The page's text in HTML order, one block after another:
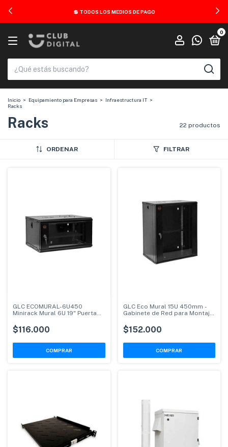
💲 TODOS LOS MEDIOS DE PAGO
0
Inicio > Equipamiento para Empresas > Infraestructura IT >
Racks
Racks 22 productos
ORDENAR FILTRAR
GLC ECOMURAL-6U450
Minirack Mural 6U 19" Puerta
$116.000
GLC Eco Mural 15U 450mm -
Gabinete de Red para Montaje
$152.000